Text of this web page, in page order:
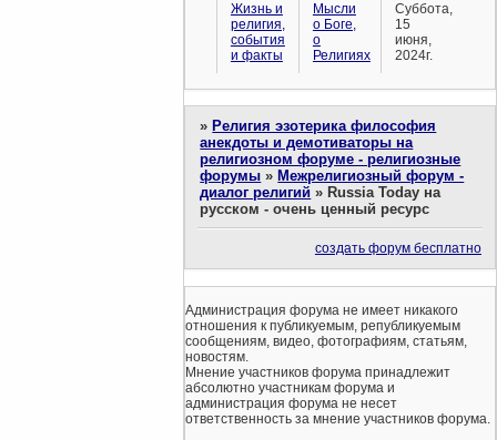
Жизнь и
религия,
события
и факты
Мысли
о Боге,
о
Религиях
Суббота,
15
июня,
2024г.
» Религия эзотерика философия
анекдоты и демотиваторы на
религиозном форуме - религиозные
форумы » Межрелигиозный форум -
диалог религий » Russia Today на
русском - очень ценный ресурс
создать форум бесплатно
Администрация форума не имеет никакого
отношения к публикуемым, републикуемым
сообщениям, видео, фотографиям, статьям,
новостям.
Мнение участников форума принадлежит
абсолютно участникам форума и
администрация форума не несет
ответственность за мнение участников форума.